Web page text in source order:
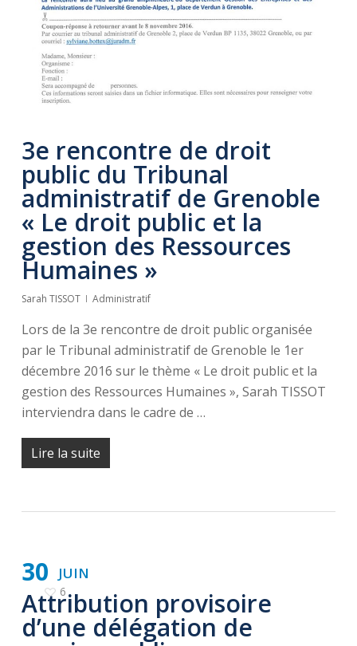
3e rencontre de droit
public du Tribunal
administratif de Grenoble
« Le droit public et la
gestion des Ressources
Humaines »
Sarah TISSOT Administratif
Lors de la 3e rencontre de droit public organisée
par le Tribunal administratif de Grenoble le 1er
décembre 2016 sur le thème « Le droit public et la
gestion des Ressources Humaines », Sarah TISSOT
interviendra dans le cadre de …
Lire la suite
JUIN
30
6
Attribution provisoire
d’une délégation de